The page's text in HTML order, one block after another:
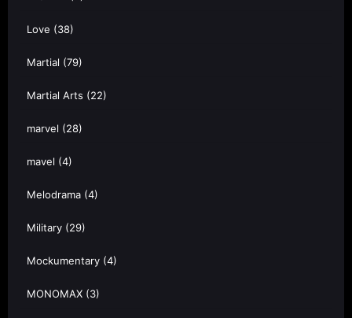
Love (38)
Martial (79)
Martial Arts (22)
marvel (28)
mavel (4)
Melodrama (4)
Military (29)
Mockumentary (4)
MONOMAX (3)